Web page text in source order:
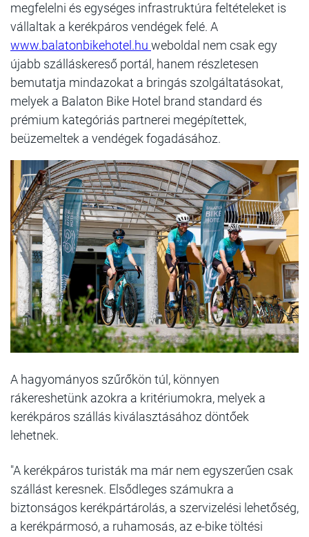
megfelelni és egységes infrastruktúra feltételeket is
vállaltak a kerékpáros vendégek felé. A
www.balatonbikehotel.hu weboldal nem csak egy
újabb szálláskereső portál, hanem részletesen
bemutatja mindazokat a bringás szolgáltatásokat,
melyek a Balaton Bike Hotel brand standard és
prémium kategóriás partnerei megépítettek,
beüzemeltek a vendégek fogadásához.
A hagyományos szűrőkön túl, könnyen
rákereshetünk azokra a kritériumokra, melyek a
kerékpáros szállás kiválasztásához döntőek
lehetnek.
"A kerékpáros turisták ma már nem egyszerűen csak
szállást keresnek. Elsődleges számukra a
biztonságos kerékpártárolás, a szervizelési lehetőség,
a kerékpármosó, a ruhamosás, az e-bike töltési